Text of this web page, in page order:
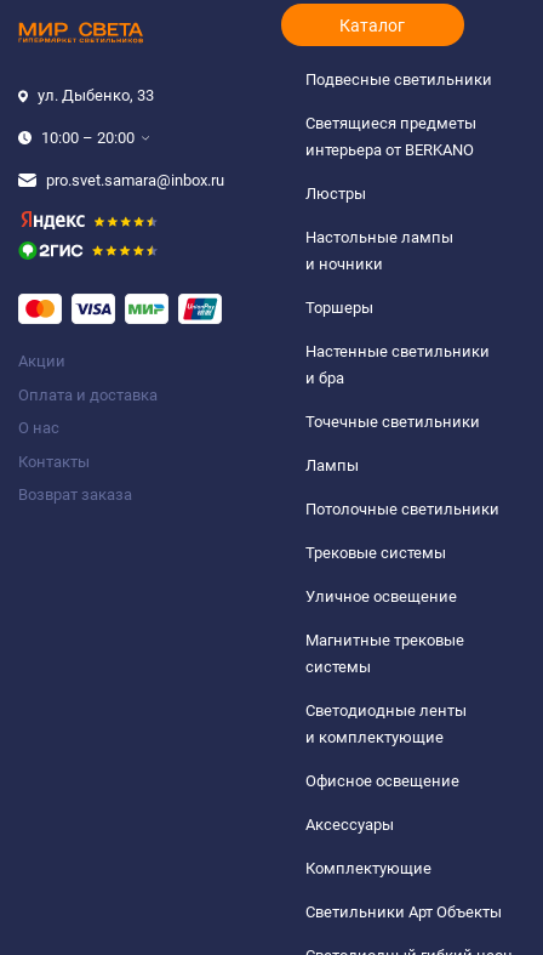
ул. Дыбенко, 33
10:00 – 20:00
pro.svet.samara@inbox.ru
Акции
Оплата и доставка
О нас
Контакты
Возврат заказа
Каталог
Подвесные светильники
Светящиеся предметы
интерьера от BERKANO
Люстры
Настольные лампы
и ночники
Торшеры
Настенные светильники
и бра
Точечные светильники
Лампы
Потолочные светильники
Трековые системы
Уличное освещение
Магнитные трековые
системы
Светодиодные ленты
и комплектующие
Офисное освещение
Аксессуары
Комплектующие
Светильники Арт Объекты